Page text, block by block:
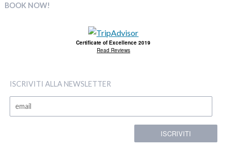
BOOK NOW!
Certificate of Excellence 2019
Read Reviews
ISCRIVITI ALLA NEWSLETTER